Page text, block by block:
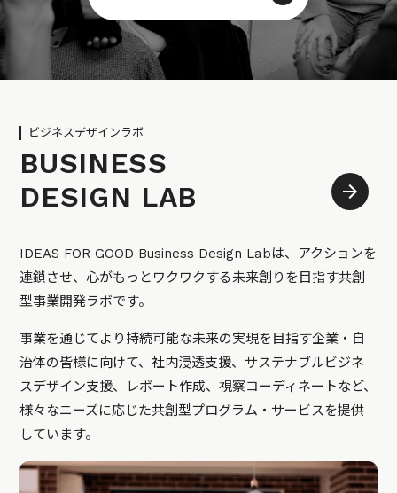
ビジネスデザインラボ
BUSINESS
DESIGN LAB
IDEAS FOR GOOD Business Design Labは、アクションを
連鎖させ、心がもっとワクワクする未来創りを目指す共創
型事業開発ラボです。
事業を通じてより持続可能な未来の実現を目指す企業・自
治体の皆様に向けて、社内浸透支援、サステナブルビジネ
スデザイン支援、レポート作成、視察コーディネートなど、
様々なニーズに応じた共創型プログラム・サービスを提供
しています。